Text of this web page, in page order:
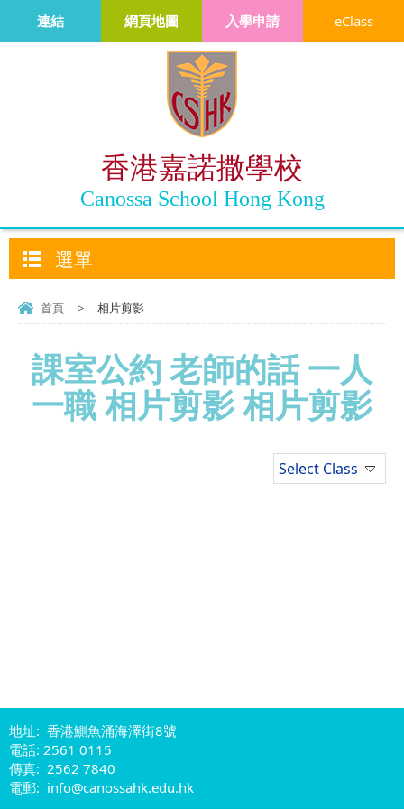
香港嘉諾撒學校
Canossa School Hong Kong
連結 網頁地圖 入學申請 eClass
選單
首頁 > 相片剪影
課室公約 老師的話 一人
一職 相片剪影 相片剪影
Select Class
地址: 香港鰂魚涌海澤街8號
電話: 2561 0115
傳真: 2562 7840
電郵: info@canossahk.edu.hk